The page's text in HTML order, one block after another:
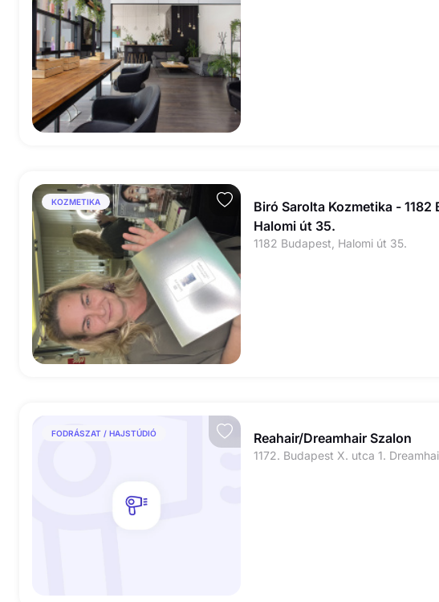
KOZMETIKA
Biró Sarolta Kozmetika - 1182
Halomi út 35.
1182 Budapest, Halomi út 35.
FODRÁSZAT / HAJSTÚDIÓ Reahair/Dreamhair Szalon